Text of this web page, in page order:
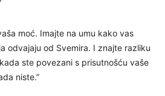
moć. Imajte na umu kako vas
odvajaju od Svemira. I znajte razliku
ste povezani s prisutnošću vaše
niste.”